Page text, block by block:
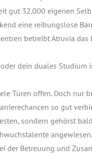
gut 32.000 eige­nen
eine rei­bungs­lo­se
betreibt Atru­via das
dein dua­les Stu­di­um
Türen offen. Doch nur
so gut
son­dern gehörst
der Betreu­ung und